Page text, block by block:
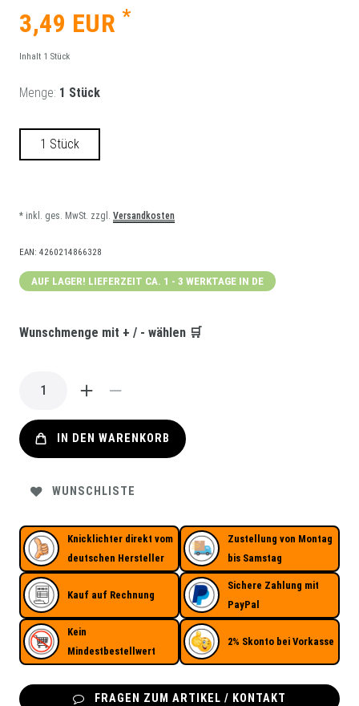
3,49 EUR *
Inhalt 1 Stück
Menge: 1 Stück
1 Stück
* inkl. ges. MwSt. zzgl. Versandkosten
EAN: 4260214866328
AUF LAGER! LIEFERZEIT CA. 1 - 3 WERKTAGE IN DE
Wunschmenge mit + / - wählen 🛒
IN DEN WARENKORB
WUNSCHLISTE
Knicklichter direkt vom
deutschen Hersteller
Zustellung von Montag
bis Samstag
Kauf auf Rechnung
Sichere Zahlung mit
PayPal
Kein
Mindestbestellwert
2% Skonto bei Vorkasse
FRAGEN ZUM ARTIKEL / KONTAKT